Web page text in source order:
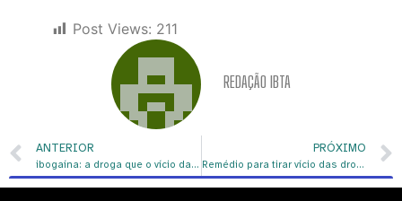
Post Views: 211
REDAÇÃO IBTA
ANTERIOR
ibogaína: a droga que o vício da dependência química
PRÓXIMO
Remédio para tirar vício das drogas